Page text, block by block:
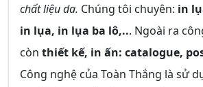
chất liệu da. Chúng tôi chuyên: in
in lụa, in lụa ba lô,... Ngoài ra
còn thiết kế, in ấn: catalogue,
Công nghệ của Toàn Thắng là sử